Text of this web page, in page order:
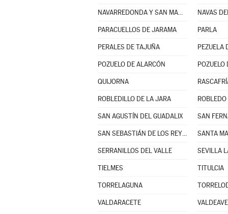
NAVARREDONDA Y SAN MAMÉS NAVAS
PARACUELLOS DE JARAMA PARLA
PERALES DE TAJUÑA PEZUELA
POZUELO DE ALARCÓN POZUELO
QUIJORNA
ROBLEDILLO DE LA JARA
SAN AGUSTÍN DEL GUADALIX SAN
SAN SEBASTIÁN DE LOS REYES
SERRANILLOS DEL VALLE SEVILLA
TIELMES TITULCIA
TORRELAGUNA
VALDARACETE